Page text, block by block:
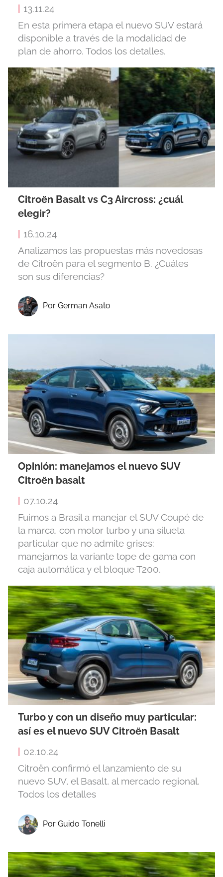
13.11.24
En esta primera etapa el nuevo SUV estará
disponible a través de la modalidad de
plan de ahorro. Todos los detalles.
Citroën Basalt vs C3 Aircross: ¿cuál
elegir?
16.10.24
Analizamos las propuestas más novedosas
de Citroën para el segmento B. ¿Cuáles
son sus diferencias?
Por German Asato
Opinión: manejamos el nuevo SUV
Citroën basalt
| 07.10.24
Fuimos a Brasil a manejar el SUV Coupé de
la marca, con motor turbo y una silueta
particular que no admite grises:
manejamos la variante tope de gama con
caja automática y el bloque T200.
Turbo y con un diseño muy particular:
así es el nuevo SUV Citroën Basalt
02.10.24
Citroën confirmó el lanzamiento de su
nuevo SUV, el Basalt, al mercado regional.
Todos los detalles
Por Guido Tonelli